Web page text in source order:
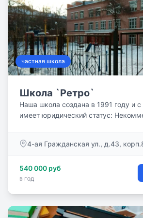
частная школа
Школа `Ретро`
Наша школа создана в 1991 году и с
имеет юридический статус:
`Ретро`).
4-ая Гражданская ул., д.43,
540 000 руб
в год